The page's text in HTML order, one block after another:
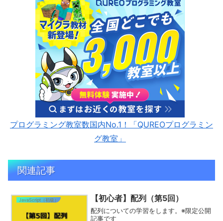
プログラミング教室数国内No.1！「QUREOプログラミン
グ教室」
関連記事
JavaScript（初級） 【初心者】配列（第5回）
配列についての学習をします。※限定公開
記事です